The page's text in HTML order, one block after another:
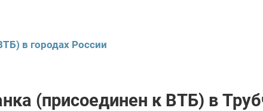
в городах России
(присоединен к ВТБ) в